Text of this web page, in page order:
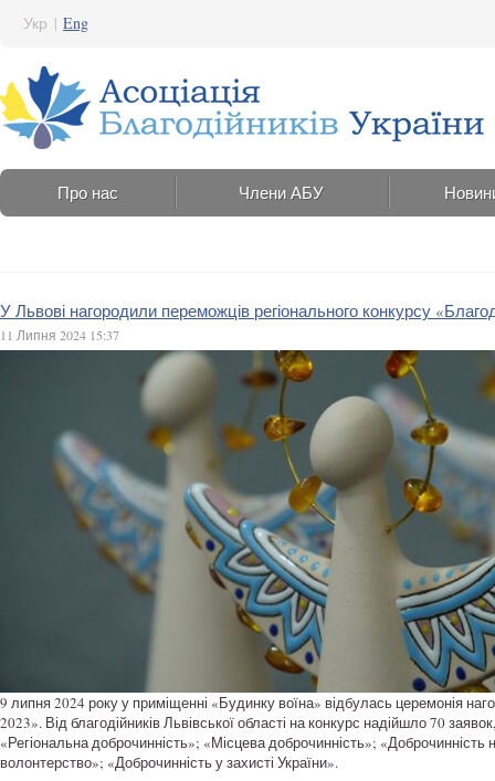
Укр | Eng
Про нас Члени АБУ
У Львові нагородили переможців регіонального конкурсу
11 Липня 2024 15:37
9 липня 2024 року у приміщенні «Будинку воїна» відбулась церемонія
2023». Від благодійників Львівської області на конкурс надійшло 70
«Регіональна доброчинність»; «Місцева доброчинність»;
волонтерство»; «Доброчинність у захисті України».